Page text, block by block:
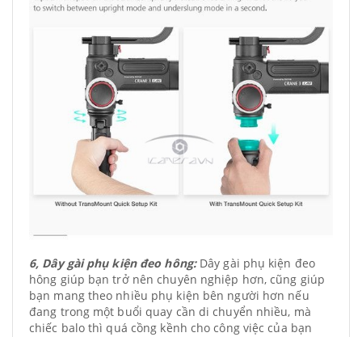
6, Dây gài phụ kiện đeo hông: Dây gài phụ kiện đeo
hông giúp bạn trở nên chuyên nghiệp hơn, cũng giúp
bạn mang theo nhiều phụ kiện bên người hơn nếu
đang trong một buổi quay cần di chuyển nhiều, mà
chiếc balo thì quá cồng kềnh cho công việc của bạn